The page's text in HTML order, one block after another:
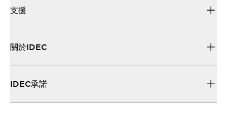
支援
關於IDEC
IDEC承諾